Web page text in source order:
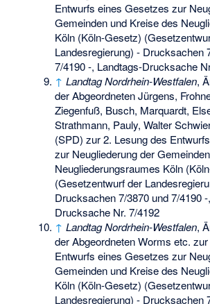
Entwurfs eines Gesetzes zur
Gemeinden und Kreise des
Köln (Köln-Gesetz)
Landesregierung) - Drucksachen
7/4190 -, Landtags-Drucksache
↑ Landtag Nordrhein-Westfalen,
der Abgeordneten Jürgens,
Ziegenfuß, Busch, Marquardt,
Strathmann, Pauly, Walter
(SPD) zur 2. Lesung des
zur Neugliederung der
Neugliederungsraumes Köln
(Gesetzentwurf der
Drucksachen 7/3870 und 7/4190
Drucksache Nr. 7/4192
↑ Landtag Nordrhein-Westfalen,
der Abgeordneten Worms etc.
Entwurfs eines Gesetzes zur
Gemeinden und Kreise des
Köln (Köln-Gesetz)
Landesregierung) - Drucksachen